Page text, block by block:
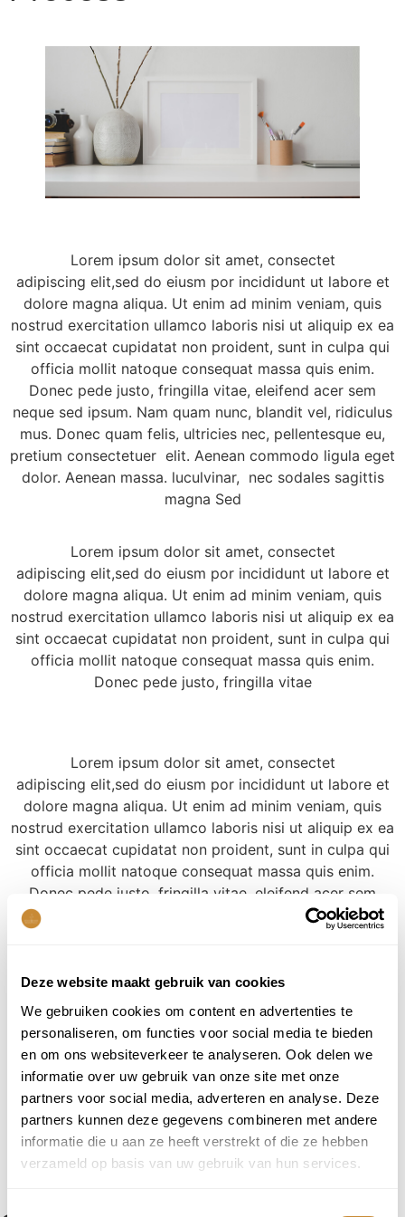
Deze website maakt gebruik van cookies
We gebruiken cookies om content en advertenties te
personaliseren, om functies voor social media te bieden
en om ons websiteverkeer te analyseren. Ook delen we
informatie over uw gebruik van onze site met onze
partners voor social media, adverteren en analyse. Deze
partners kunnen deze gegevens combineren met andere
informatie die u aan ze heeft verstrekt of die ze hebben
verzameld op basis van uw gebruik van hun services.
Toestemmingsselectie
Lorem ipsum dolor sit amet, consectet
adipiscing elit,sed do eiusm por incididunt ut labore et
dolore magna aliqua. Ut enim ad minim veniam, quis
nostrud exercitation ullamco laboris nisi ut aliquip ex ea
sint occaecat cupidatat non proident, sunt in culpa qui
officia mollit natoque consequat massa quis enim.
Donec pede justo, fringilla vitae, eleifend acer sem
neque sed ipsum. Nam quam nunc, blandit vel, ridiculus
mus. Donec quam felis, ultricies nec, pellentesque eu,
pretium consectetuer elit. Aenean commodo ligula eget
dolor. Aenean massa. luculvinar, nec sodales sagittis
magna Sed
Lorem ipsum dolor sit amet, consectet
adipiscing elit,sed do eiusm por incididunt ut labore et
dolore magna aliqua. Ut enim ad minim veniam, quis
nostrud exercitation ullamco laboris nisi ut aliquip ex ea
sint occaecat cupidatat non proident, sunt in culpa qui
officia mollit natoque consequat massa quis enim.
Donec pede justo, fringilla vitae
Lorem ipsum dolor sit amet, consectet
adipiscing elit,sed do eiusm por incididunt ut labore et
dolore magna aliqua. Ut enim ad minim veniam, quis
nostrud exercitation ullamco laboris nisi ut aliquip ex ea
sint occaecat cupidatat non proident, sunt in culpa qui
officia mollit natoque consequat massa quis enim.
Donec pede justo, fringilla vitae, eleifend acer sem
neque sed ipsum. Nam quam nunc, blandit vel, ridiculus
mus. Donec quam felis, ultricies nec, pellentesque eu,
dolor. Aenean massa. luculvinar, nec sodales sagittis
Lorem ipsum dolor sit amet, consectet
adipiscing elit,sed do eiusm por incididunt ut labore et
dolore magna aliqua. Ut enim ad minim veniam, quis
nostrud exercitation ullamco laboris nisi ut aliquip ex ea
sint occaecat cupidatat non proident, sunt in culpa qui
officia mollit natoque consequat massa quis enim.
Donec pede justo, fringilla vitae